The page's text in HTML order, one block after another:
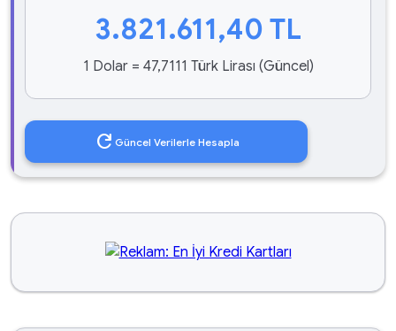
3.821.611,40 TL
1 Dolar = 47,7111 Türk Lirası (Güncel)
refresh Güncel Verilerle Hesapla